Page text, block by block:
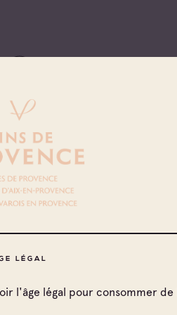
LÉGAL
l'âge légal pour consommer
obligatoires